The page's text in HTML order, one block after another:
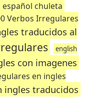
chuleta
Verbos Irregulares
traducidos al
english
con imagenes
en ingles
ingles traducidos